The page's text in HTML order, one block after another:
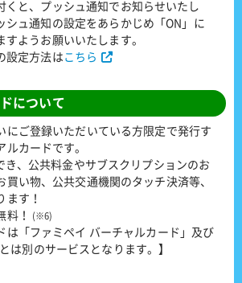
くと、プッシュ通知でお知らせいたし
シュ通知の設定をあらかじめ「ON」に
すようお願いいたします。
設定方法は こちら
について
にご登録いただいている方限定で発行す
ルカードです。
き、公共料金やサブスクリプションのお
買い物、公共交通機関のタッチ決済等、
ます！
料！
(※6)
は「ファミペイ バーチャルカード」及び
は別のサービスとなります。】